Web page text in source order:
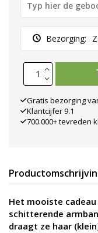
Bezorging:
Gratis bezorging
Klantcijfer 9.1
700.000+ tevreden
Het mooiste
schitterende
draagt ze haar